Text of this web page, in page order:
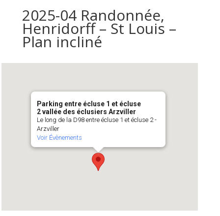
2025-04 Randonnée,
Henridorff – St Louis –
Plan incliné
Parking entre écluse 1 et écluse
2 vallée des éclusiers Arzviller
Le long de la D98 entre écluse 1 et écluse 2 -
Arzviller
Voir Évènements